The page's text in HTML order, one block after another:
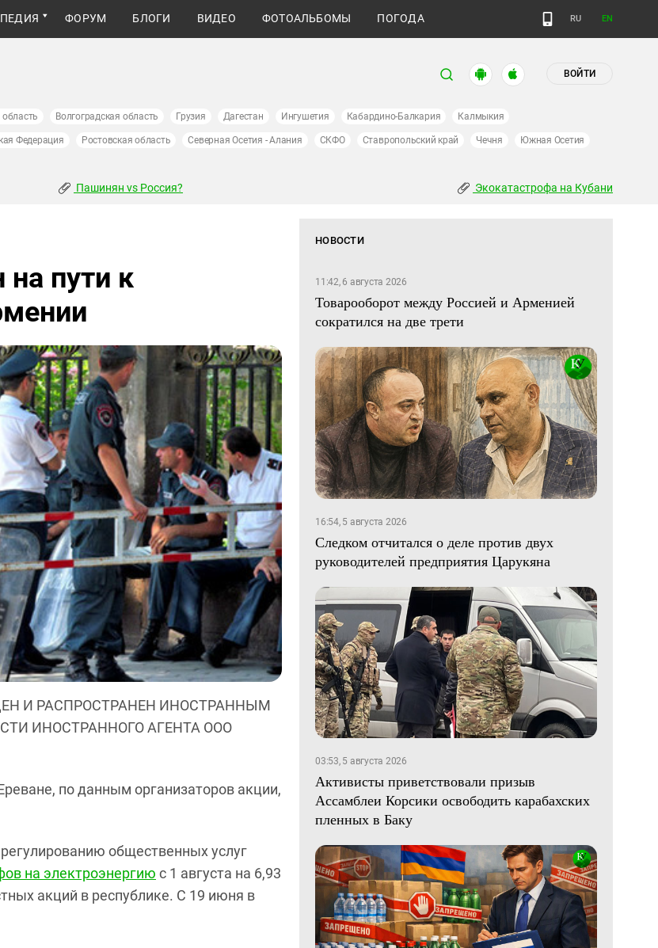
ФОРУМ БЛОГИ ВИДЕО ФОТОАЛЬБОМЫ ПОГОДА RU EN
ВОЙТИ
Волгоградская область Грузия Дагестан Ингушетия Кабардино-Балкария Калмыкия
Федерация Ростовская область Северная Осетия - Алания СКФО Ставропольский край Чечня Южная Осетия
Пашинян vs Россия? Экокатастрофа на Кубани
пути к
И РАСПРОСТРАНЕН ИНОСТРАННЫМ
ИНОСТРАННОГО АГЕНТА ООО
по данным организаторов акции,
общественных услуг
на электроэнергию с 1 августа на 6,93
акций в республике. С 19 июня в
НОВОСТИ
11:42, 6 августа 2026
Товарооборот между Россией и Арменией
сократился на две трети
16:54, 5 августа 2026
Следком отчитался о деле против двух
руководителей предприятия Царукяна
03:53, 5 августа 2026
Активисты приветствовали призыв
Ассамблеи Корсики освободить карабахских
пленных в Баку